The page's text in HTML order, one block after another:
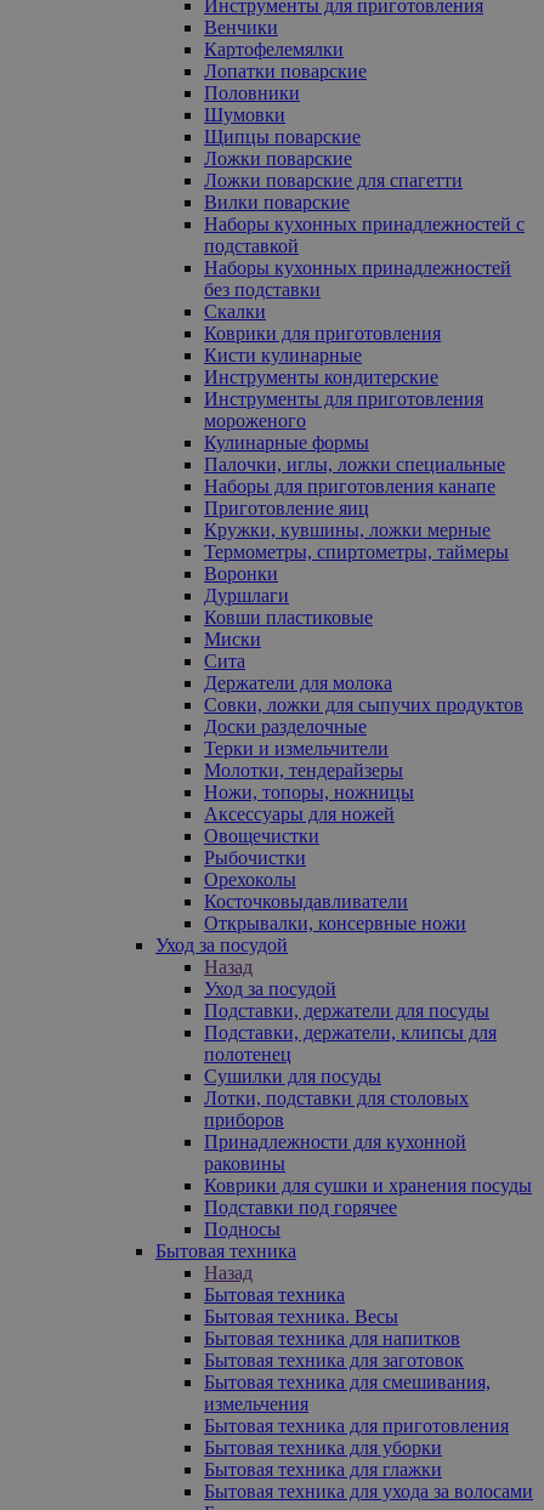
Инструменты для приготовления
Венчики
Картофелемялки
Лопатки поварские
Половники
Шумовки
Щипцы поварские
Ложки поварские
Ложки поварские для спагетти
Вилки поварские
Наборы кухонных принадлежностей с
подставкой
Наборы кухонных принадлежностей
без подставки
Скалки
Коврики для приготовления
Кисти кулинарные
Инструменты кондитерские
Инструменты для приготовления
мороженого
Кулинарные формы
Палочки, иглы, ложки специальные
Наборы для приготовления канапе
Приготовление яиц
Кружки, кувшины, ложки мерные
Термометры, спиртометры, таймеры
Воронки
Дуршлаги
Ковши пластиковые
Миски
Сита
Держатели для молока
Совки, ложки для сыпучих продуктов
Доски разделочные
Терки и измельчители
Молотки, тендерайзеры
Ножи, топоры, ножницы
Аксессуары для ножей
Овощечистки
Рыбочистки
Орехоколы
Косточковыдавливатели
Открывалки, консервные ножи
Уход за посудой
Назад
Уход за посудой
Подставки, держатели для посуды
Подставки, держатели, клипсы для
полотенец
Сушилки для посуды
Лотки, подставки для столовых
приборов
Принадлежности для кухонной
раковины
Коврики для сушки и хранения посуды
Подставки под горячее
Подносы
Бытовая техника
Назад
Бытовая техника
Бытовая техника. Весы
Бытовая техника для напитков
Бытовая техника для заготовок
Бытовая техника для смешивания,
измельчения
Бытовая техника для приготовления
Бытовая техника для уборки
Бытовая техника для глажки
Бытовая техника для ухода за волосами